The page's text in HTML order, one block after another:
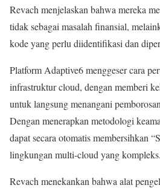
Revach menjelaskan bahwa mereka
tidak sebagai masalah finansial,
kode yang perlu diidentifikasi dan
Platform Adaptive6 menggeser cara
infrastruktur cloud, dengan memberi
untuk langsung menangani
Dengan menerapkan metodologi
dapat secara otomatis membersihkan
lingkungan multi-cloud yang kompleks.
Revach menekankan bahwa alat